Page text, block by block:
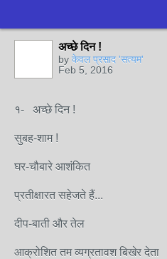
अच्छे दिन !
by केवल प्रसाद 'सत्यम'
Feb 5, 2016
१- अच्छे दिन !
सुबह-शाम !
घर-चौबारे आशंकित
प्रतीक्षारत सहेजते हैं...
दीप-बाती और तेल
आक्रोशित तम व्यग्रतावश बिखेर देता